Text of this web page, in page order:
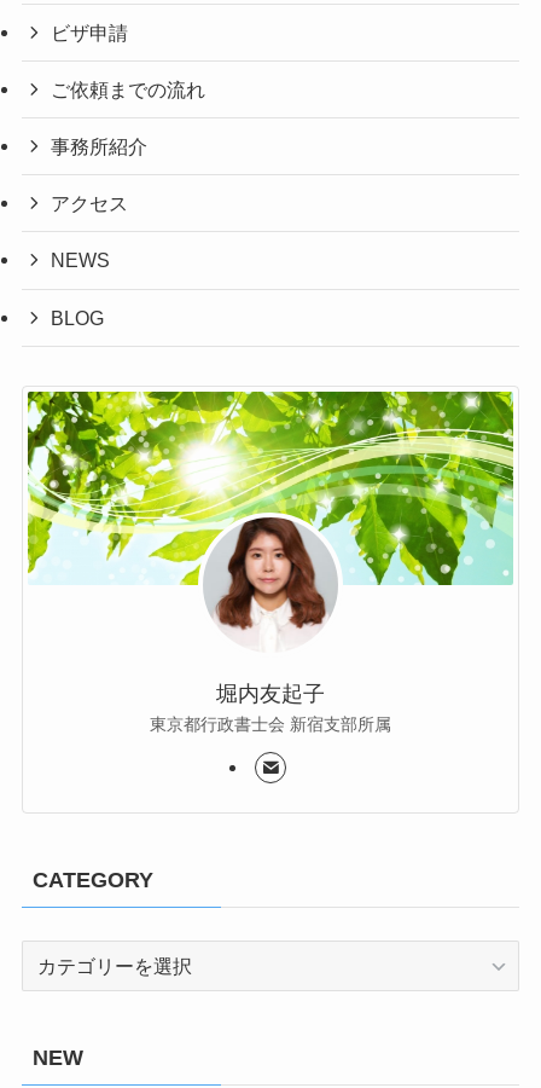
ビザ申請
ご依頼までの流れ
事務所紹介
アクセス
NEWS
BLOG
堀内友起子
東京都行政書士会 新宿支部所属
CATEGORY
CATEGORY
NEW